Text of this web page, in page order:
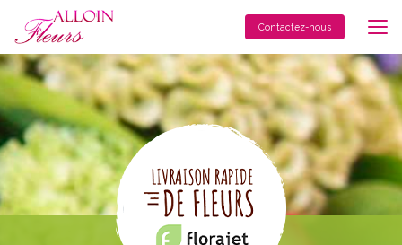
contenu
principal
Contactez-nous